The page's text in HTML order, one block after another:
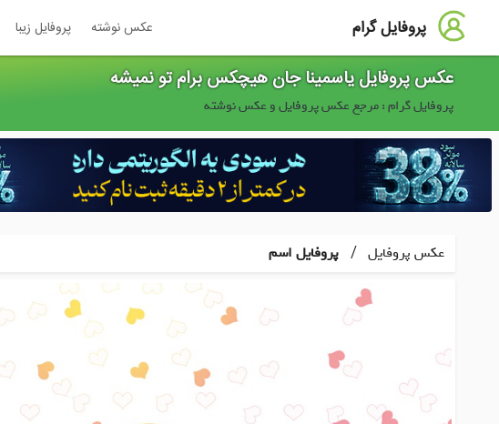
پروفایل گرام عکس نوشته پروفایل زیبا
عکس پروفایل یاسمینا جان هیچکس برام تو نمیشه
پروفایل گرام : مرجع عکس پروفایل و عکس نوشته
عکس پروفایل / پروفایل اسم